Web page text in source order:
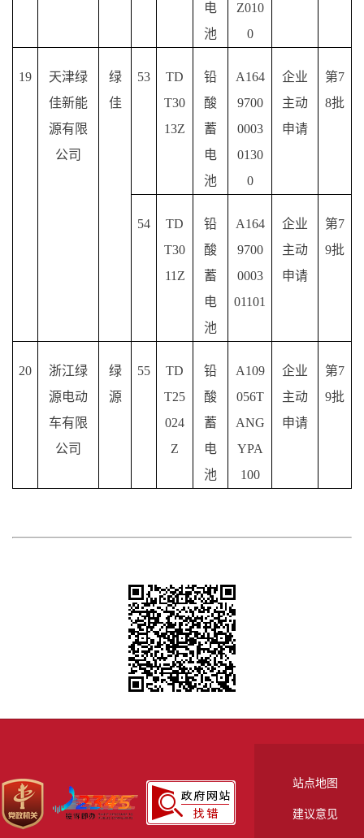
电
池
Z010
0
19
天津绿
佳新能
源有限
公司
绿
佳
53
TD
T30
13Z
铅
酸
蓄
电
池
A164
9700
0003
0130
0
企业
主动
申请
第7
8批
54
TD
T30
11Z
铅
酸
蓄
电
池
A164
9700
0003
01101
企业
主动
申请
第7
9批
20
浙江绿
源电动
车有限
公司
绿
源
55
TD
T25
024
Z
铅
酸
蓄
电
池
A109
056T
ANG
YPA
100
企业
主动
申请
第7
9批
站点地图
建议意见